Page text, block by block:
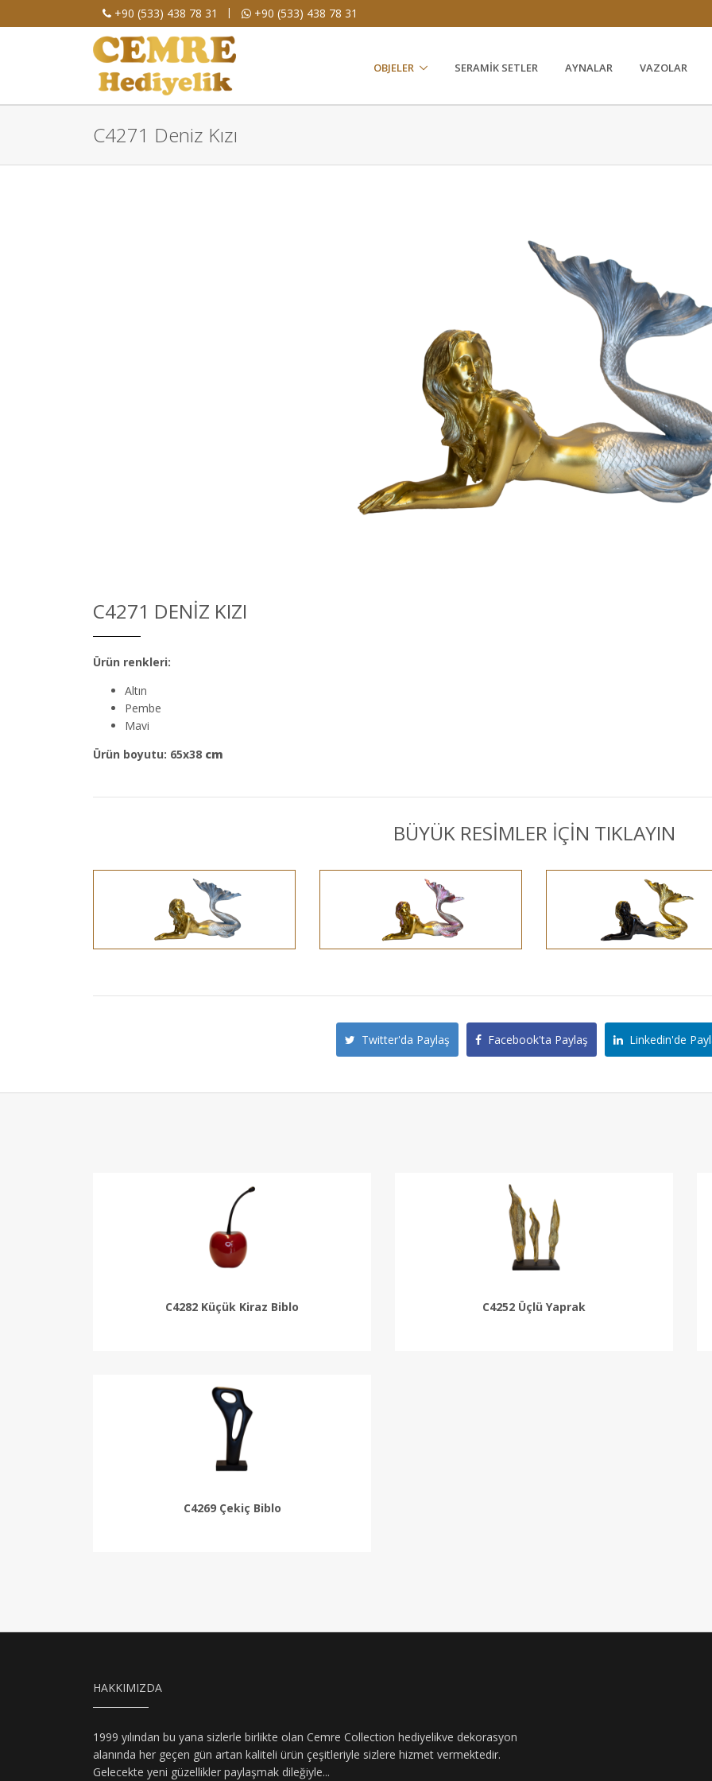
+90 (533) 438 78 31 | +90 (533) 438 78 31
OBJELER SERAMIK SETLER AYNALAR VAZOLAR
C4271 Deniz Kızı
C4271 DENIZ KIZI
Ürün renkleri:
Altın
Pembe
Mavi
Ürün boyutu: 65x38 cm
BÜYÜK RESİMLER İÇİN TIKLAYIN
Twitter'da Paylaş Facebook'ta Paylaş Linkedin'de
C4282 Küçük Kiraz Biblo C4252 Üçlü Yaprak
C4269 Çekiç Biblo
HAKKIMIZDA
1999 yılından bu yana sizlerle birlikte olan Cemre Collection hediyelikve dekorasyon
alanında her geçen gün artan kaliteli ürün çeşitleriyle sizlere hizmet vermektedir.
Gelecekte yeni güzellikler paylaşmak dileğiyle...